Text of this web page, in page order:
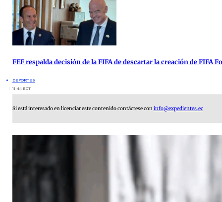
FEF respalda decisión de la FIFA de descartar la creación de FIFA
DEPORTES
11:44 ECT
Si está interesado en licenciar este contenido contáctese coninfo@expedientes.ec